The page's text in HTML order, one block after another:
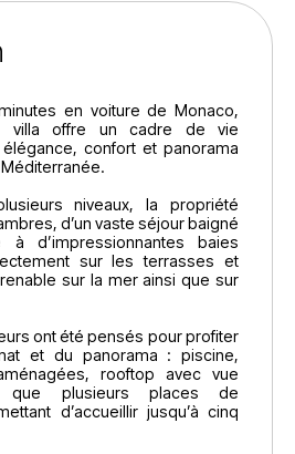
en voiture de Monaco,
villa offre un cadre de vie
confort et panorama
niveaux, la propriété
d’un vaste séjour baigné
d’impressionnantes baies
sur les terrasses et
sur la mer ainsi que sur
ont été pensés pour profiter
et du panorama : piscine,
rooftop avec vue
que plusieurs places de
d’accueillir jusqu’à cinq